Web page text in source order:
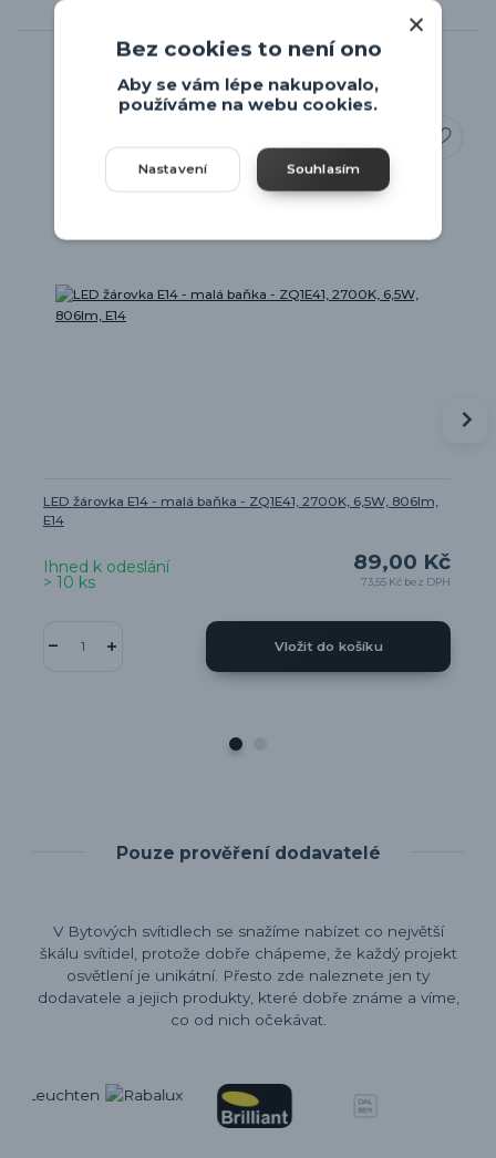
LED žárovka E14 - malá baňka - ZQ1E41, 2700K, 6,5W, 806lm,
E14
89,00 Kč
73,55 Kč bez DPH
Ihned k odeslání
> 10 ks
Vložit do košíku
Pouze prověření dodavatelé
V Bytových svítidlech se snažíme nabízet co největší
škálu svítidel, protože dobře chápeme, že každý projekt
osvětlení je unikátní. Přesto zde naleznete jen ty
dodavatele a jejich produkty, které dobře známe a víme,
co od nich očekávat.
Bez cookies to není ono
Aby se vám lépe nakupovalo,
používáme na webu cookies.
Nastavení Souhlasím